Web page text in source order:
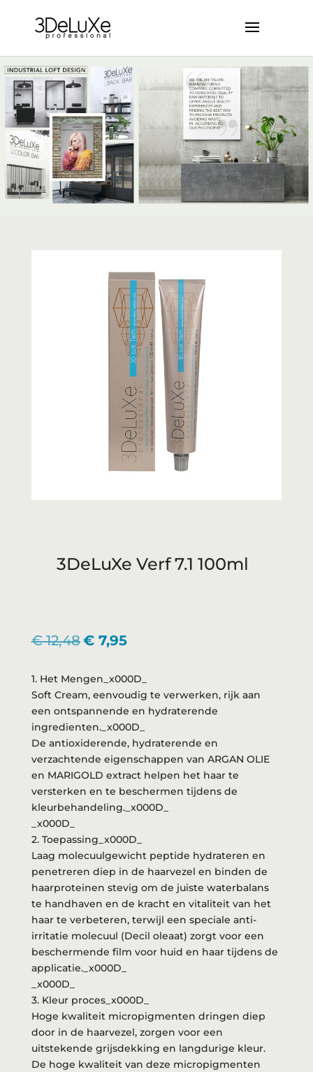
3DeLuXe Verf 7.1 100ml
€12,48Oorspronkelijke
€ 12,48.
€7,95Huidige
is:
€ 7,95.
1. Het Mengen_x000D_
Soft Cream, eenvoudig te verwerken, rijk aan
een ontspannende en hydraterende
ingredienten._x000D_
De antioxiderende, hydraterende en
verzachtende eigenschappen van ARGAN OLIE
en MARIGOLD extract helpen het haar te
versterken en te beschermen tijdens de
kleurbehandeling._x000D_
_x000D_
2. Toepassing_x000D_
Laag molecuulgewicht peptide hydrateren en
penetreren diep in de haarvezel en binden de
haarproteinen stevig om de juiste waterbalans
te handhaven en de kracht en vitaliteit van het
haar te verbeteren, terwijl een speciale anti-
irritatie molecuul (Decil oleaat) zorgt voor een
beschermende film voor huid en haar tijdens de
applicatie._x000D_
_x000D_
3. Kleur proces_x000D_
Hoge kwaliteit micropigmenten dringen diep
door in de haarvezel, zorgen voor een
uitstekende grijsdekking en langdurige kleur.
De hoge kwaliteit van deze micropigmenten